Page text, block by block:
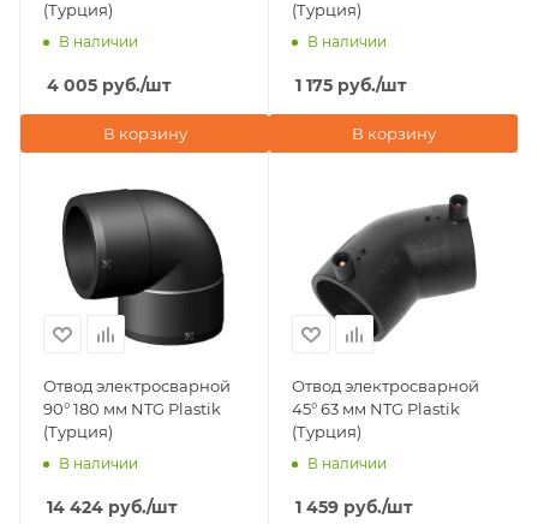
(Турция)
В наличии
4 005 руб./шт
В корзину
(Турция)
В наличии
1 175 руб./шт
В корзину
Отвод электросварной
90° 180 мм NTG Plastik
(Турция)
В наличии
14 424 руб./шт
Отвод электросварной
45° 63 мм NTG Plastik
(Турция)
В наличии
1 459 руб./шт